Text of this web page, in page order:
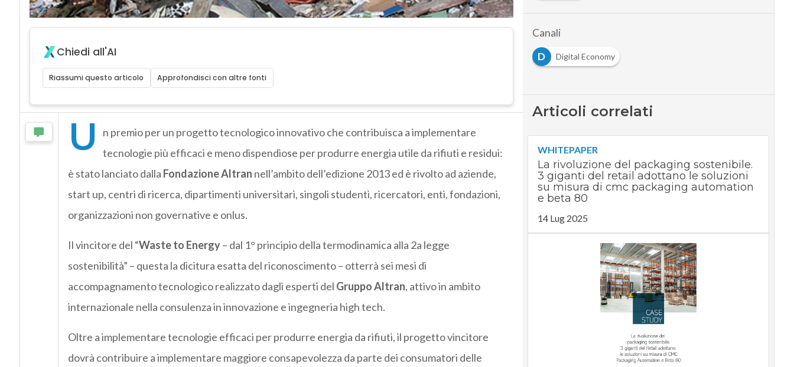
Chiedi all'AI
Riassumi questo articolo Approfondisci con altre fonti
U
n premio per un progetto tecnologico innovativo che contribuisca a implementare
tecnologie più efficaci e meno dispendiose per produrre energia utile da rifiuti e residui:
è stato lanciato dalla Fondazione Altran nell’ambito dell’edizione 2013 ed è rivolto ad aziende,
start up, centri di ricerca, dipartimenti universitari, singoli studenti, ricercatori, enti, fondazioni,
organizzazioni non governative e onlus.
Il vincitore del “Waste to Energy– dal 1° principio della termodinamica alla 2a legge
sostenibilità” – questa la dicitura esatta del riconoscimento – otterrà sei mesi di
accompagnamento tecnologico realizzato dagli esperti del Gruppo Altran, attivo in ambito
internazionale nella consulenza in innovazione e ingegneria high tech.
Oltre a implementare tecnologie efficaci per produrre energia da rifiuti, il progetto vincitore
dovrà contribuire a implementare maggiore consapevolezza da parte dei consumatori delle
Canali
D
Digital Economy
Articoli correlati
WHITEPAPER
La rivoluzione del packaging sostenibile.
3 giganti del retail adottano le soluzioni
su misura di cmc packaging automation
e beta 80
14 Lug 2025